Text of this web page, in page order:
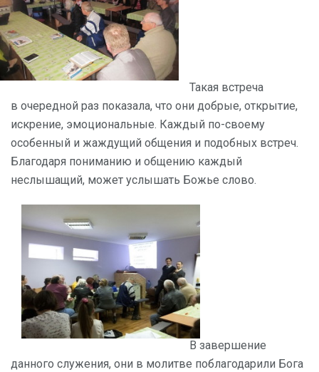
Такая встреча
в очередной раз показала, что они добрые, открытие,
искрение, эмоциональные. Каждый по-своему
особенный и жаждущий общения и подобных встреч.
Благодаря пониманию и общению каждый
неслышащий, может услышать Божье слово.
В завершение
данного служения, они в молитве поблагодарили Бога